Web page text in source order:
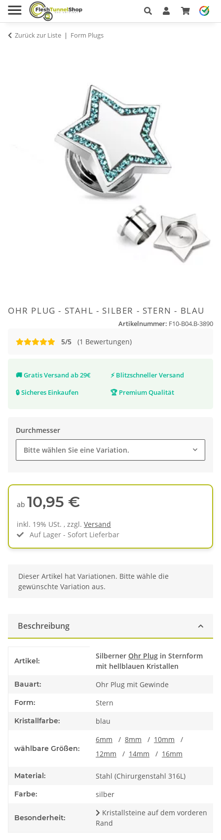
Zurück zur Liste Form Plugs
OHR PLUG - STAHL - SILBER - STERN - BLAU
Artikelnummer: F10-B04.B-3890
5/5 (1 Bewertungen)
🚚Gratis Versand ab 29€ ⚡ Blitzschneller Versand
🔒Sicheres Einkaufen 🏆 Premium Qualität
Durchmesser
Bitte wählen Sie eine Variation.
ab 10,95 €
inkl. 19% USt. , zzgl. Versand
Auf Lager - Sofort Lieferbar
x
Dieser Artikel hat Variationen. Bitte wähle die
gewünschte Variation aus.
Beschreibung
Artikel:
Silberner Ohr Plug in Sternform
mit hellblauen Kristallen
Bauart: Ohr Plug mit Gewinde
Form: Stern
Kristallfarbe: blau
wählbare Größen:
6mm / 8mm / 10mm
/
12mm
/ 14mm / 16mm
Material: Stahl (Chirurgenstahl 316L)
Farbe: silber
Besonderheit:
Kristallsteine auf dem vorderen
Rand